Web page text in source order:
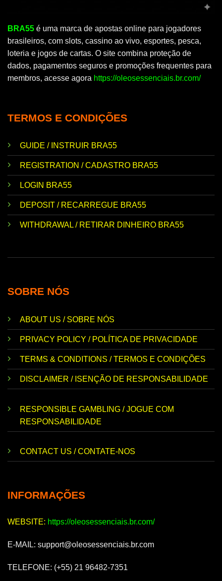
BRA55 é uma marca de apostas online para jogadores
brasileiros, com slots, cassino ao vivo, esportes, pesca,
loteria e jogos de cartas. O site combina proteção de
dados, pagamentos seguros e promoções frequentes para
membros, acesse agora https://oleosessenciais.br.com/
TERMOS E CONDIÇÕES
GUIDE / INSTRUIR BRA55
REGISTRATION / CADASTRO BRA55
LOGIN BRA55
DEPOSIT / RECARREGUE BRA55
WITHDRAWAL / RETIRAR DINHEIRO BRA55
SOBRE NÓS
ABOUT US / SOBRE NÓS
PRIVACY POLICY / POLÍTICA DE PRIVACIDADE
TERMS & CONDITIONS / TERMOS E CONDIÇÕES
DISCLAIMER / ISENÇÃO DE RESPONSABILIDADE
RESPONSIBLE GAMBLING / JOGUE COM
RESPONSABILIDADE
CONTACT US / CONTATE-NOS
INFORMAÇÕES
WEBSITE: https://oleosessenciais.br.com/
E-MAIL: support@oleosessenciais.br.com
TELEFONE: (+55) 21 96482-7351